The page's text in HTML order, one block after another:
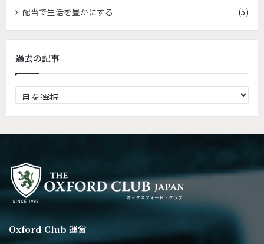
配当で生活を豊かにする
(5)
過去の記事
去
の
Oxford Club 運営